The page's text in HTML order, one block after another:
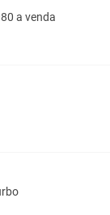
a venda